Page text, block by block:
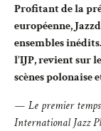
Profitant de la
européenne,
ensembles
l’IJP, revient sur
scènes polonaise
— Le premier temps
International Jazz